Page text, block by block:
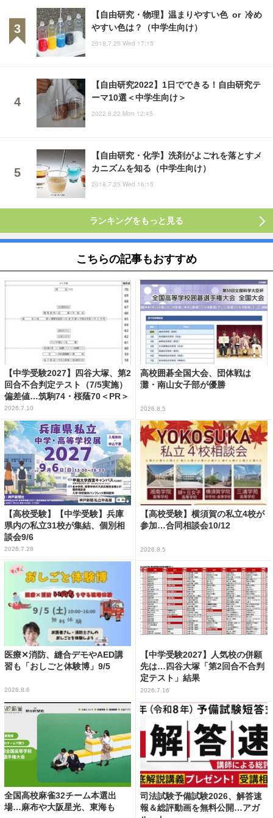
【自由研究・物理】温まりやすい色 or 冷め
やすい色は？（中学生向け）
2018.7.25 Wed 17:15
【自由研究2022】1日でできる！自由研究テ
ーマ10選＜中学生向け＞
2022.8.22 Mon 12:45
【自由研究・化学】洗剤がよごれを落とすメ
カニズムを知る（中学生向け）
2018.7.25 Wed 16:15
ランキングをもっと見る
こちらの記事もおすすめ
【中学受験2027】四谷大塚、第2
回合不合判定テスト（7/5実施）
偏差値…筑駒74・桜蔭70＜PR＞
2026.7.10
高校囲碁全国大会、団体戦は
灘・南山女子部が優勝
2026.8.5
【高校受験】【中学受験】兵庫
県内の私立31校が集結、個別相
談会9/6
2026.7.28
【高校受験】横須賀の私立4校が
参加…合同相談会10/12
2026.8.5
医療✕消防、縫合デモやAED講
習も「おしごと体験博」9/5
2026.8.6
【中学受験2027】人気校の併願
先は…四谷大塚「第2回合不合判
定テスト」結果
2026.7.16
全国高校麻雀32チーム本選出
場…麻布や大阪星光、東海も
司法試験予備試験2026、解答速
報＆総評動画を無料公開…アガ